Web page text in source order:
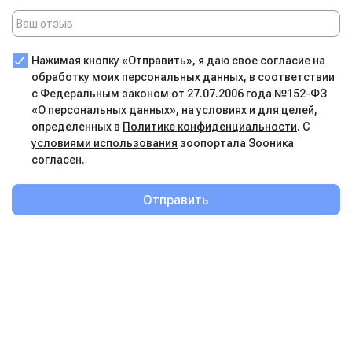
Нажимая кнопку «Отправить», я даю свое согласие на
обработку моих персональных данных, в соответствии
с Федеральным законом от 27.07.2006 года №152-ФЗ
«О персональных данных», на условиях и для целей,
определенных в Политике конфиденциальности. С
условиями использования зоопортала Зооника
согласен.
Отправить